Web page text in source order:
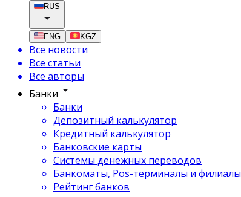
RUS
ENG KGZ
Все новости
Все статьи
Все авторы
Банки
Банки
Депозитный калькулятор
Кредитный калькулятор
Банковские карты
Системы денежных переводов
Банкоматы, Pos-терминалы и филиалы
Рейтинг банков